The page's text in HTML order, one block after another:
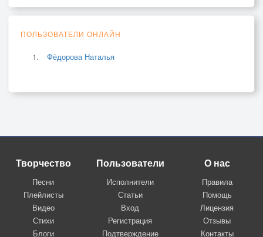
ПОЛЬЗОВАТЕЛИ ОНЛАЙН
Фёдорова Наталья
Творчество
Песни
Плейлисты
Видео
Стихи
Блоги
Пользователи
Исполнители
Статьи
Вход
Регистрация
Подтверждение
О нас
Правила
Помощь
Лицензия
Отзывы
Контакты